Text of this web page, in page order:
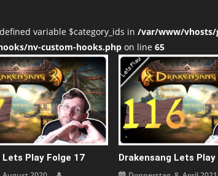
variable $category_ids in /var/www/vhosts/
nv-custom-hooks.php on line 65
Lets Play Folge 17 Drakensang Lets Play